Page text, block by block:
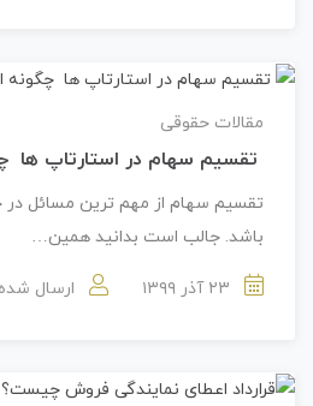
مقالات حقوقی
تقسیم سهام در استارتاپ ها
تقسیم سهام از مهم ترین مسائل در
باشد. جالب است بدانید همین…
۲۳ آذر ۱۳۹۹ ارسال